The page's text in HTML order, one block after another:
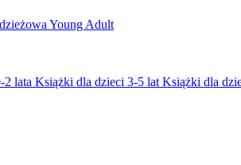
Young Adult
2 lata Książki dla dzieci 3-5 lat Książki dla